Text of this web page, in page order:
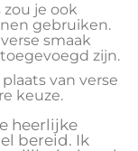
zou je ook
gebruiken.
smaak
zijn.
van verse
keuze.
heerlijke
bereid. Ik